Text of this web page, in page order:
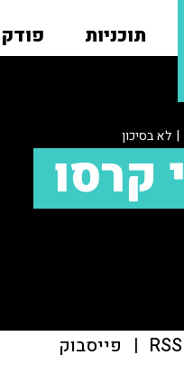
תוכניות
| לא בסיכון
קרסו
RSS
| פייסבוק